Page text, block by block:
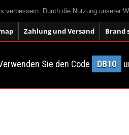
verbessern. Durch die Nutzung unserer
Zahlung und Versand Brand
Sie den Code DB10